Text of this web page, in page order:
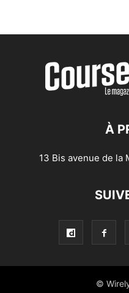
À
13 Bis avenue de la
©